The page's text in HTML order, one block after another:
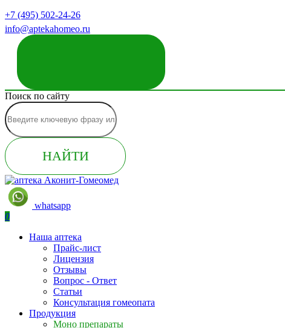
+7 (495) 502-24-26
info@aptekahomeo.ru
Поиск по сайту
НАЙТИ
whatsapp
0
Наша аптека
Прайс-лист
Лицензия
Отзывы
Вопрос - Ответ
Статьи
Консультация гомеопата
Продукция
Моно препараты